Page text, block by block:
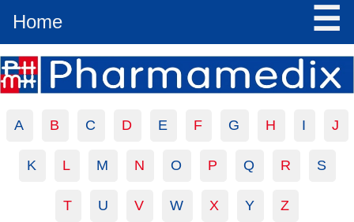
Home ☰
A B C D E F G H I J
K L M N O P Q R S
T U V W X Y Z